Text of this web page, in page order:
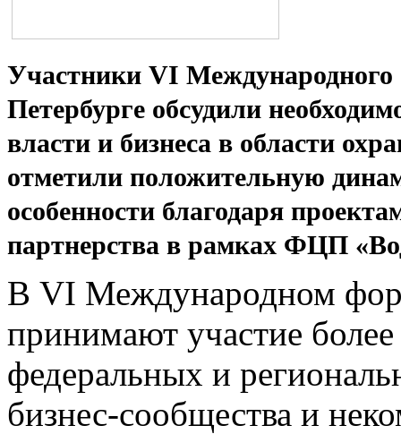
Участники VI
Петербурге обсудили
власти и бизнеса в области
отметили положительную
особенности благодаря
партнерства в рамках ФЦП
В VI Международном
принимают участие более
федеральных и
бизнес-сообщества и